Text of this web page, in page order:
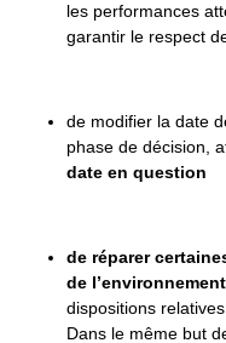
les performances
garantir le respect
de modifier la date
phase de décision,
date en question
de réparer
de
dispositions
Dans le même but